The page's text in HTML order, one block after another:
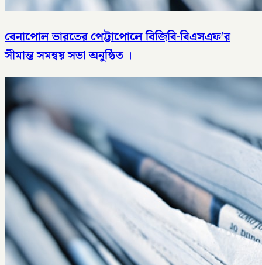
বেনাপোল ভারতের পেট্টাপোলে বিজিবি-বিএসএফ’র
সীমান্ত সমন্বয় সভা অনুষ্ঠিত ।